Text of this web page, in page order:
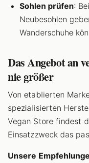
Sohlen prüfen:
Neubesohlen
Wanderschuhe
Das Angebot an
nie größer
Von etablierten
spezialisierten
Vegan Store findest
Einsatzzweck das
Unsere